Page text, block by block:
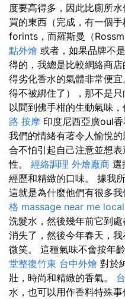
度要高得多，因此比廁所
買的東西（完成，有一個
forints，而羅斯曼（
點外燴 或者，如果品牌不
得的，我總是比較網絡商店
得劣化香水的氣體非常便宜
得不被綁住了），那不是
以聞到佛手柑的生動氣味
路 按摩 印度尼西亞廣oul
我們的情緒有著令人愉悅的
合不怕引起自己注意並想
性。 經絡調理 外燴廠商 選
經歷和精緻的口味。 據我
這就是為什麼他們有很多我
格 massage near me
洗髮水，然後幾年前它到處
消失了，然後今年春天，
微笑。 這種氣味不會按年
堂整復竹東 台中外燴 對於
壯，時尚和精緻的香氣。
水，也可以用作香料特殊事